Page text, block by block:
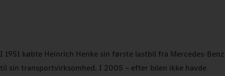
I 1951 købte Heinrich Henke sin første lastbil fra Mercedes‑Benz
til sin transportvirksomhed. I 2005 – efter bilen ikke havde